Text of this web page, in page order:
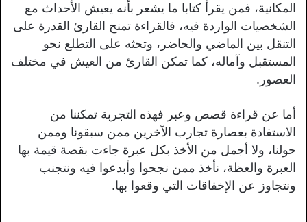
المكانية، فمن يقرأ كتابا ما يشعر بأنه يعيش الأحداث مع
الشخصيات الواردة فيه، فالقراءة تمنح القارئ القدرة على
التنقل بين الماضي والحاضر، وتحثه على التطلع نحو
المستقبل وآماله، كما تمكن القارئ من العيش في مختلف
العصور.
أما عن قراءة قصص وعبر فهذه التجربة تمكننا من
الاستفادة بعصارة تجارب الآخرين ممن سبقونا وممن
حولنا، ولا أجمل من الأخذ بكل عبرة جاءت بقصة قيمة بها
العبرة والعظة، نأخذ ممن نجحوا وأبدعوا فيه ونتجنب
ونتجاوز عن الإخفاقات التي وقعوا بها.